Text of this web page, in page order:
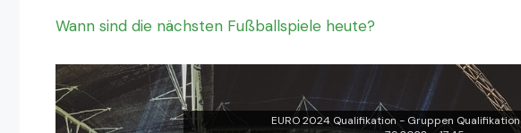
Wann sind die nächsten Fußballspiele heute?
EURO 2024 Qualifikation - Gruppen Qualifikation